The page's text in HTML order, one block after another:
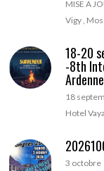
MISE A
Vigy ,
18-20
-8th
18
Hotel
3 octobre